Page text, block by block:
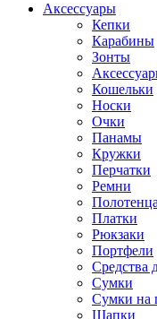
Аксессуары
Кепки
Карабины
Зонты
Кошельки
Носки
Очки
Панамы
Кружки
Перчатки
Ремни
Полотенца
Платки
Рюкзаки
Портфели
Средства
Сумки
Сумки на
Шапки